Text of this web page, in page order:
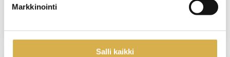
Markkinointi
Salli kaikki